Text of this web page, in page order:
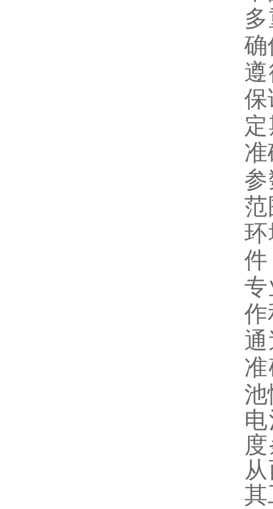
确
保
范
件
作
其